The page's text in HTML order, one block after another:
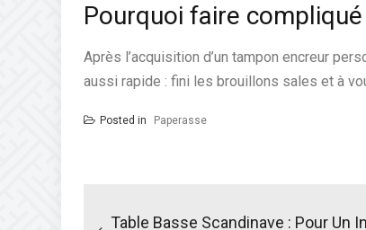
Pourquoi faire
Après l’acquisition d’un tampon encreur
aussi rapide : fini les brouillons sales et à
Posted in Paperasse
Table Basse Scandinave : Pour Un